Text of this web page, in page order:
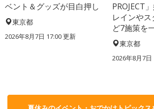
ベント＆グッズが目白押し
東京都
2026年8月7日 17:00更新
PROJECT
レインや
ど7施策を
東京都
2026年8月7日